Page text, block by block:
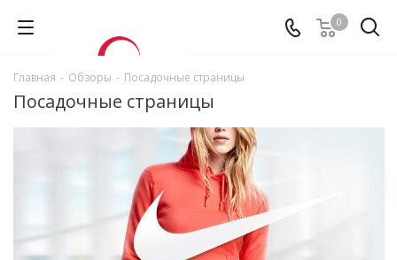
0
Главная - Обзоры - Посадочные страницы
Посадочные страницы